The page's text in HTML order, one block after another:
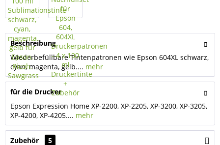
Beschreibung
Wiederbefüllbare Tintenpatronen wie Epson 604XL schwarz,
cyan, magenta, gelb.... mehr
für die Drucker
Epson Expression Home XP-2200, XP-2205, XP-3200, XP-3205,
XP-4200, XP-4205.... mehr
Zubehör 5